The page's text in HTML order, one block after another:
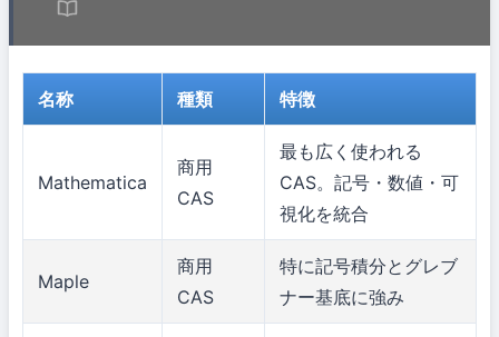
名称 種類 特徴
Mathematica
商用
CAS
最も広く使われる
CAS。記号・数値・可
視化を統合
Maple
商用
CAS
特に記号積分とグレブ
ナー基底に強み